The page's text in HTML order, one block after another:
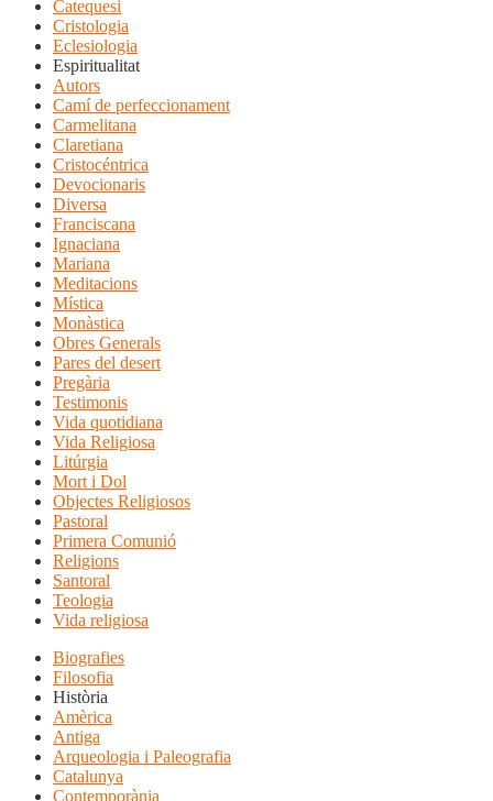
Catequesi
Cristologia
Eclesiologia
Espiritualitat
Autors
Camí de perfeccionament
Carmelitana
Claretiana
Cristocéntrica
Devocionaris
Diversa
Franciscana
Ignaciana
Mariana
Meditacions
Mística
Monàstica
Obres Generals
Pares del desert
Pregària
Testimonis
Vida quotidiana
Vida Religiosa
Litúrgia
Mort i Dol
Objectes Religiosos
Pastoral
Primera Comunió
Religions
Santoral
Teologia
Vida religiosa
Biografies
Filosofia
Història
Amèrica
Antiga
Arqueologia i Paleografia
Catalunya
Contemporània